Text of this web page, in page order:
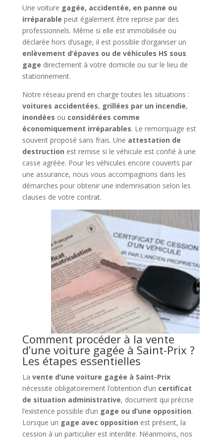
Une voiture gagée, accidentée, en panne ou
irréparable peut également être reprise par des
professionnels. Même si elle est immobilisée ou
déclarée hors d’usage, il est possible d’organiser un
enlèvement d’épaves ou de véhicules HS sous
gage directement à votre domicile ou sur le lieu de
stationnement.
Notre réseau prend en charge toutes les situations :
voitures accidentées, grillées par un incendie,
inondées ou considérées comme
économiquement irréparables. Le remorquage est
souvent proposé sans frais. Une attestation de
destruction est remise si le véhicule est confié à une
casse agréée. Pour les véhicules encore couverts par
une assurance, nous vous accompagnons dans les
démarches pour obtenir une indemnisation selon les
clauses de votre contrat.
Comment procéder à la vente
d’une voiture gagée à Saint-Prix ?
Les étapes essentielles
La vente d’une voiture gagée à Saint-Prix
nécessite obligatoirement l’obtention d’un certificat
de situation administrative, document qui précise
l’existence possible d’un gage ou d’une opposition.
Lorsque un gage avec opposition est présent, la
cession à un particulier est interdite. Néanmoins, nos